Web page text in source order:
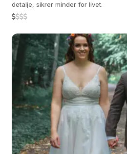
detalje, sikrer minder for livet.